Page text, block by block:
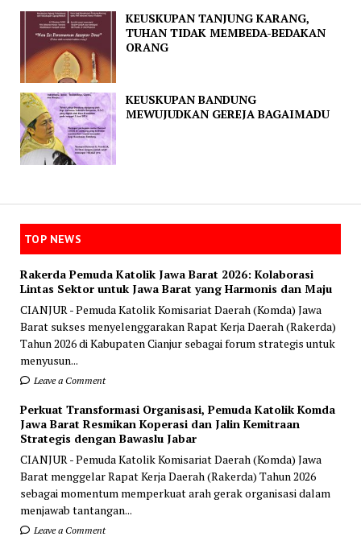
KEUSKUPAN TANJUNG KARANG,
TUHAN TIDAK MEMBEDA-BEDAKAN
ORANG
KEUSKUPAN BANDUNG
MEWUJUDKAN GEREJA BAGAIMADU
TOP NEWS
Rakerda Pemuda Katolik Jawa Barat 2026: Kolaborasi
Lintas Sektor untuk Jawa Barat yang Harmonis dan Maju
CIANJUR - Pemuda Katolik Komisariat Daerah (Komda) Jawa
Barat sukses menyelenggarakan Rapat Kerja Daerah (Rakerda)
Tahun 2026 di Kabupaten Cianjur sebagai forum strategis untuk
menyusun...
Leave a Comment
Perkuat Transformasi Organisasi, Pemuda Katolik Komda
Jawa Barat Resmikan Koperasi dan Jalin Kemitraan
Strategis dengan Bawaslu Jabar
CIANJUR - Pemuda Katolik Komisariat Daerah (Komda) Jawa
Barat menggelar Rapat Kerja Daerah (Rakerda) Tahun 2026
sebagai momentum memperkuat arah gerak organisasi dalam
menjawab tantangan...
Leave a Comment